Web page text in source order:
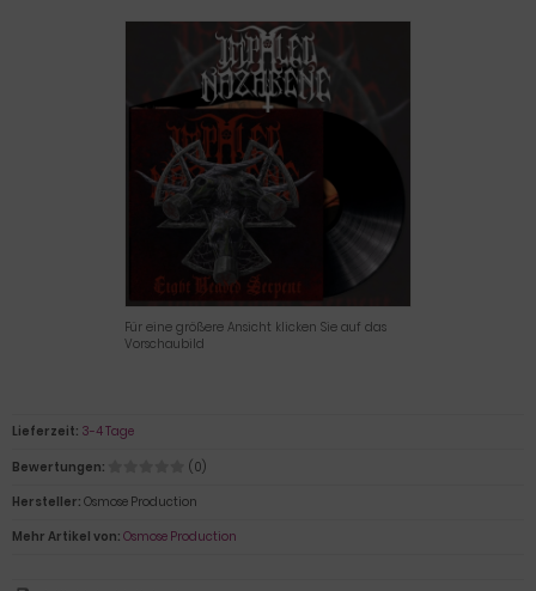
Für eine größere Ansicht klicken Sie auf das
Vorschaubild
Lieferzeit: 3-4 Tage
Bewertungen:
(0)
Hersteller: Osmose Production
Mehr Artikel von: Osmose Production